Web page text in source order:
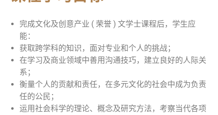
完成文化及创意产业 ( 荣誉 ) 文学士课程后，学生应
能：
获取跨学科的知识，面对专业和个人的挑战；
在学习及商业领域中善用沟通技巧，建立良好的人际关
系；
衡量个人的贡献和责任，在多元文化的社会中成为负责
任的公民；
运用社会科学的理论、概念及研究方法，考察当代各项